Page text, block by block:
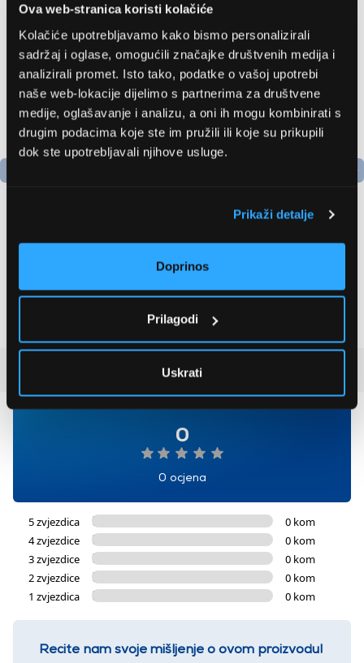
Ova web-stranica koristi kolačiće
Kolačiće upotrebljavamo kako bismo personalizirali
sadržaj i oglase, omogućili značajke društvenih medija i
analizirali promet. Isto tako, podatke o vašoj upotrebi
naše web-lokacije dijelimo s partnerima za društvene
medije, oglašavanje i analizu, a oni ih mogu kombinirati s
drugim podacima koje ste im pružili ili koje su prikupili
dok ste upotrebljavali njihove usluge.
Prikaži detalje
Doprinos
Prilagodi
Uskrati
Bosch
AdvancedAquatak 160
(06008A7800)
535,79 EUR
LG GBBSJ10EPY
Hladnjak s donjim
510,99 EUR
0
0 ocjena
5 zvjezdica
0 kom
4 zvjezdice
0 kom
3 zvjezdice
0 kom
2 zvjezdice
0 kom
1 zvjezdica
0 kom
Recite nam svoje mišljenje o ovom proizvodu!